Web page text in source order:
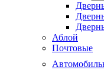
Аблой
Почтовые